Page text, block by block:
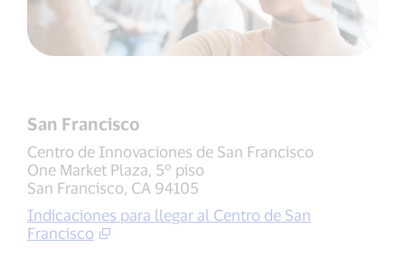
San Francisco
Centro de Innovaciones de San Francisco
One Market Plaza, 5º piso
San Francisco, CA 94105
Indicaciones para llegar al Centro de San
Francisco